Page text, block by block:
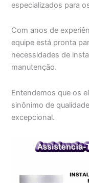
especializados para
Com anos de
equipe está pronta
necessidades de
manutenção.
Entendemos que os
sinônimo de
excepcional.